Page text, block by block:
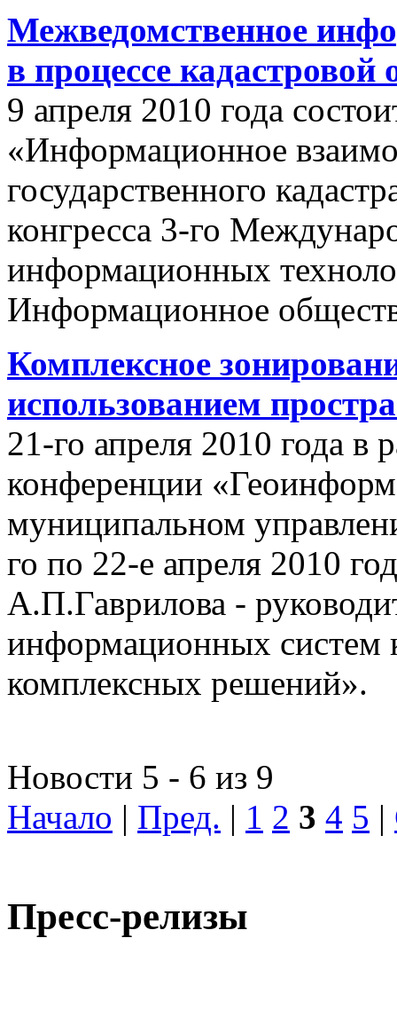
Межведомственное
в процессе
9 апреля 2010 года
«Информационное
государственного
конгресса 3-го
информационных
Информационное
Комплексное
использованием
21-го апреля 2010 года в
конференции
муниципальном
го по 22-е апреля 2010
А.П.Гаврилова -
информационных систем
комплексных решений».
Новости 5 - 6 из 9
Начало | Пред. | 1 2 3 4 5 |
Пресс-релизы